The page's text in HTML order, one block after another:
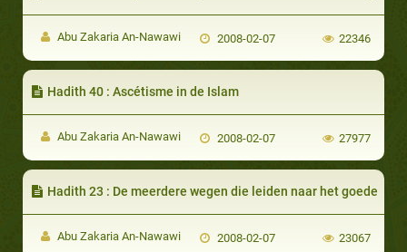
Abu Zakaria An-Nawawi 2008-02-07 22346
Hadith 40 : Ascétisme in de Islam
Abu Zakaria An-Nawawi 2008-02-07 27977
Hadith 23 : De meerdere wegen die leiden naar het goede
Abu Zakaria An-Nawawi 2008-02-07 23067